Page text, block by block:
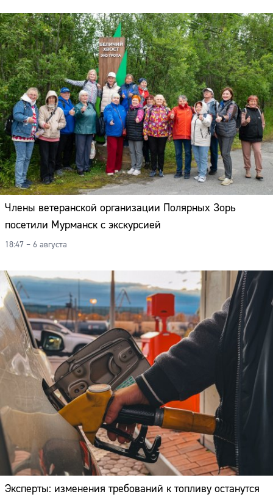
Члены ветеранской организации Полярных Зорь
посетили Мурманск с экскурсией
18:47 – 6 августа
Эксперты: изменения требований к топливу останутся